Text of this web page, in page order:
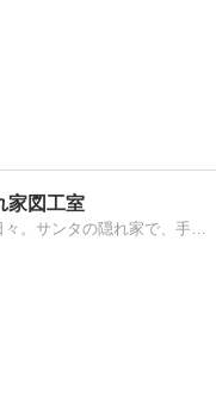
家図工室
犬と雑貨とインテリアでぬくぬくな日々。サンタの隠れ家で、手作り、リメイク雑貨を楽しみながらインテリアコーディネート。